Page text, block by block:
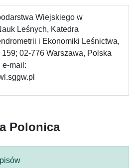
Wiejskiego w
Leśnych, Katedra
i Ekonomiki Leśnictwa,
02-776 Warszawa, Polska
e-mail:
Polonica